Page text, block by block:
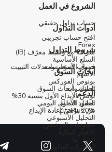
الشروع في العمل
حساب تداول حقيقي
افتح حساب تجريبي
شراكة مع وسيط معرّف (IB)
حساب المؤسسات
أدوات التداول
Forex
السلع الأساسية
الأسهم
المؤشرات
العقود الآجلة
شروط التداول
فروق الأسعار ومعدلات التبييت
بونوص الفوركس
بونص الإيداع الأول بنسبة 30%
20% بونص إعادة الإيداع
أبحاث السوق
تحليل وأبحاث السوق
تحليل التداول اليومي
التحليل الأسبوعي
الأخبار المالية
إشعارات التداول
الدعم
عن ZitaPlus
معلومات الترخيص
اتصل بنا